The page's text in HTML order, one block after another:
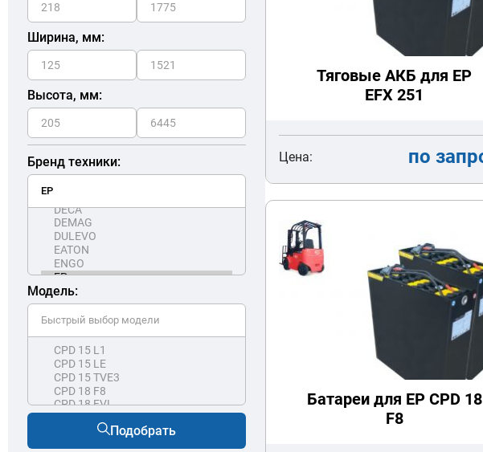
Ширина, мм:
Высота, мм:
Бренд техники:
Модель:
Подобрать
Тяговые АКБ для EP
EFX 251
Цена: по
Батареи для EP CPD 18
F8